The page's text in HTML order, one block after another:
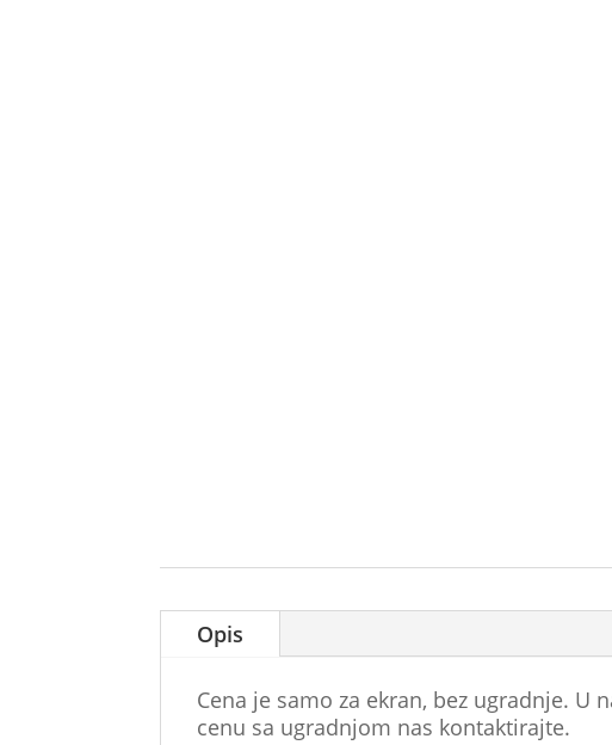
Opis
Cena je samo za ekran, bez ugradnje. U
cenu sa ugradnjom nas kontaktirajte.